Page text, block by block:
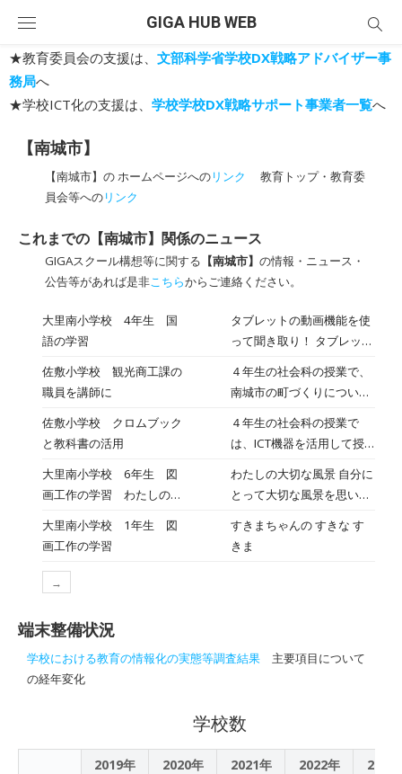
content
GIGA HUB WEB
★教育委員会の支援は、 文部科学省学校DX戦略アドバイザー事
務局へ
★学校ICT化の支援は、 学校学校DX戦略サポート事業者一覧へ
【南城市】
【南城市】の ホームページへのリンク
教育トップ・教育委
員会等へのリンク
これまでの【南城市】関係のニュース
GIGAスクール構想等に関する 【南城市】 の情報・ニュース・
公告等があれば是非こちらからご連絡ください。
大里南小学校 4年生 国
語の学習
タブレットの動画機能を使
って聞き取り！ タブレット
佐敷小学校 観光商工課の
職員を講師に
４年生の社会科の授業で、
南城市の町づくりについて
際に関わっている南城市役
所観光商工課の職員を講師
に、南城市の町づくりにつ
いてお話を聞きました。話
のすばらしい姿をみること
ができました。
佐敷小学校 クロムブック
と教科書の活用
４年生の社会科の授業で
は、ICT機器を活用して授
は黒板と電子黒板・教科書
を使い、子どもたちは教科
書・ノートはもちろんのこ
とクロムブックを多用して
大里南小学校 6年生 図
画工作の学習 わたしの大
わたしの大切な風景 自分に
とって大切な風景を思い浮
とができる。
大里南小学校 1年生 図
画工作の学習
すきまちゃんの すきな す
きま
→
端末整備状況
学校における教育の情報化の実態等調査結果 主要項目について
の経年変化
学校数
2019年 2020年 2021年 2022年
2023